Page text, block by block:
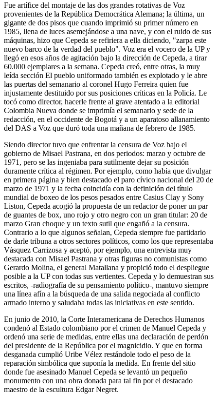
Fue artífice del montaje de las dos grandes rotativas de Voz
provenientes de la República Democrática Alemana; la última, un
gigante de dos pisos que cuando imprimió su primer número en
1985, llena de luces asemejándose a una nave, y con el ruido de sus
máquinas, hizo que Cepeda se refiriera a ella diciendo, "zarpa este
nuevo barco de la verdad del pueblo". Voz era el vocero de la UP y
llegó en esos años de agitación bajo la dirección de Cepeda, a tirar
60.000 ejemplares a la semana. Cepeda creó, entre otras, la muy
leída sección El pueblo uniformado también es explotado y le abre
las puertas del semanario al coronel Hugo Ferreira quien fue
injustamente destituido por sus posiciones críticas en la Policía. Le
tocó como director, hacerle frente al grave atentado a la editorial
Colombia Nueva donde se imprimía el semanario y sede de la
redacción, en el occidente de Bogotá y a un aparatoso allanamiento
del DAS a Voz que duró toda una mañana de febrero de 1985.
Siendo director tuvo que enfrentar la censura de Voz bajo el
gobierno de Misael Pastrana, en dos periodos: marzo y octubre de
1971, pero se las ingeniaba para sutilmente dejar su posición
duramente crítica al régimen. Por ejemplo, como había que divulgar
en primera página y bien destacado el paro cívico nacional del 20 de
marzo de 1971 y la fecha coincidía con la definición del título
mundial de boxeo de los pesos pesados entre Casius Clay y Sony
Liston, Cepeda acogió la propuesta de un redactor de poner un par
de guantes de box, uno rojo y otro negro con un gran titular: 20 de
marzo Gran choque y un texto sutil que engañó a la censura.
Contrario a lo que algunos señalan, Cepeda siempre fue partidario
de darle tribuna a otros sectores políticos, como los que representaba
Vásquez Carrizosa y aceptó, por ejemplo, una entrevista muy
destacada con Misael Pastrana y otras figuras no comunistas como
Gerardo Molina, el general Matallana y propició todo el despliegue
posible a la UP con todas sus vertientes. Cepeda y lo demuestran sus
escritos, -radiografía de su pensamiento político-, mantuvo siempre
una línea afín a la búsqueda de una salida negociada al conflicto
armado interno y saludaba todas las iniciativas en este sentido.
En junio de 2010, la Corte Interamericana de Derechos Humanos
condenó al Estado colombiano por el crimen de Manuel Cepeda y
ordenó una serie de medidas, entre ellas una declaración de perdón
del presidente de la República por el magnicidio. Y que en forma
desganada cumplió Uribe Vélez restándole todo el peso de la
reparación simbólica que suponía la medida. En frente del sitio
donde fue asesinado Manuel Cepeda se levantó un pequeño
monumento con una obra donada para tal fin por el destacado
maestro de la escultura Edgar Negret.